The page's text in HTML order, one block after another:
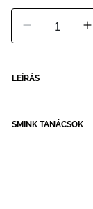
1
LEÍRÁS
SMINK TANÁCSOK